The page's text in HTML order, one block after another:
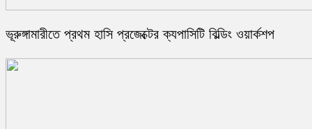
ভূরুঙ্গামারীতে প্রথম হাসি প্রজেক্টের ক্যপাসিটি বিল্ডিং ওয়ার্কশপ